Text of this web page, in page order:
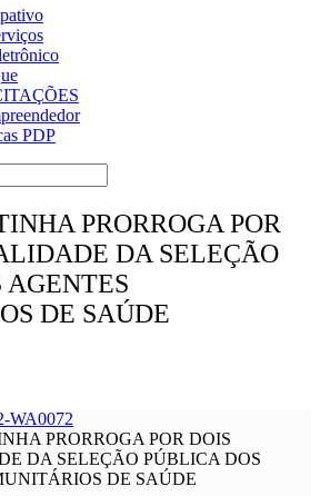
PDP
PRORROGA POR
DA SELEÇÃO
DE SAÚDE
PRORROGA POR DOIS
DA SELEÇÃO PÚBLICA DOS
DE SAÚDE